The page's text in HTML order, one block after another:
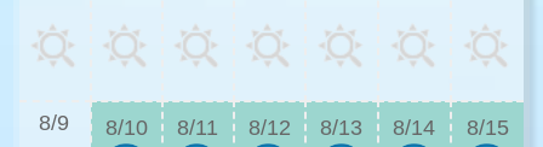
8/9 8/10 8/11 8/12 8/13 8/14 8/15